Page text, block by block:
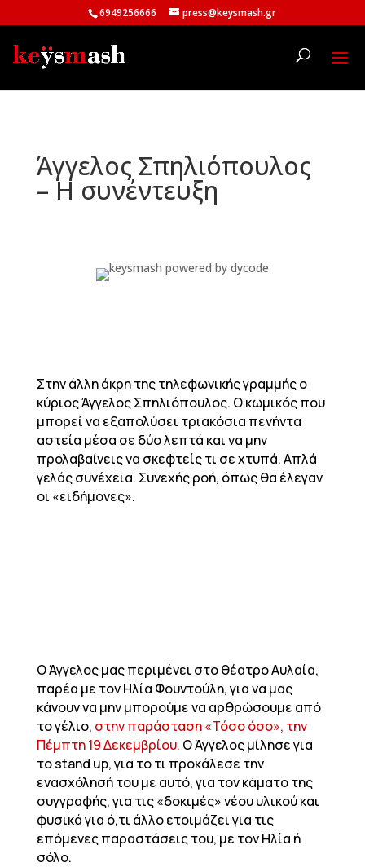
6949256666 press@keysmash.gr
Άγγελος Σπηλιόπουλος
– Η συνέντευξη
Στην άλλη άκρη της τηλεφωνικής γραμμής ο
κύριος Άγγελος Σπηλιόπουλος. Ο κωμικός που
μπορεί να εξαπολύσει τριακόσια πενήντα
αστεία μέσα σε δύο λεπτά και να μην
προλαβαίνεις να σκεφτείς τι σε χτυπά. Απλά
γελάς συνέχεια. Συνεχής ροή, όπως θα έλεγαν
οι «ειδήμονες».
Ο Άγγελος μας περιμένει στο θέατρο Αυλαία,
παρέα με τον Ηλία Φουντούλη, για να μας
κάνουν να μην μπορούμε να αρθρώσουμε από
το γέλιο, στην παράσταση «Τόσο όσο», την
Πέμπτη 19 Δεκεμβρίου. Ο Άγγελος μίλησε για
το stand up, για το τι προκάλεσε την
ενασχόλησή του με αυτό, για τον κάματο της
συγγραφής, για τις «δοκιμές» νέου υλικού και
φυσικά για ό,τι άλλο ετοιμάζει για τις
επόμενες παραστάσεις του, με τον Ηλία ή
σόλο.